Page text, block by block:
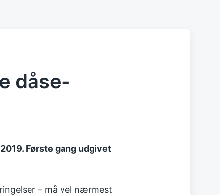
dåse-
Første gang udgivet
– må vel nærmest